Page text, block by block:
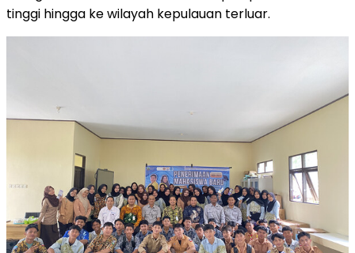
tinggi hingga ke wilayah kepulauan terluar.